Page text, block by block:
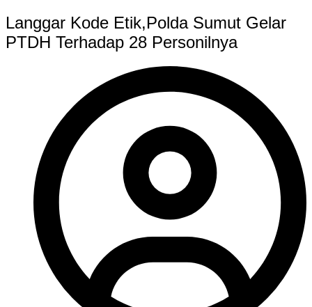
Langgar Kode Etik,Polda Sumut Gelar
PTDH Terhadap 28 Personilnya